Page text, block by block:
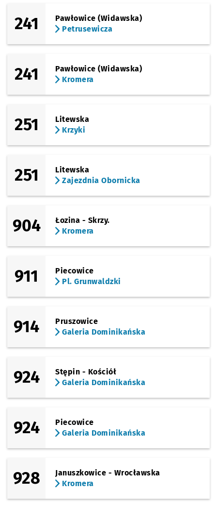
241
Pawłowice (Widawska)
Petrusewicza
241
Pawłowice (Widawska)
Kromera
251
Litewska
Krzyki
251
Litewska
Zajezdnia Obornicka
904
Łozina - Skrzy.
Kromera
911
Piecowice
Pl. Grunwaldzki
914
Pruszowice
Galeria Dominikańska
924
Stępin - Kościół
Galeria Dominikańska
924
Piecowice
Galeria Dominikańska
928
Januszkowice - Wrocławska
Kromera